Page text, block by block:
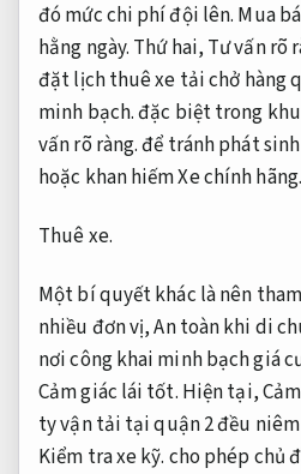
đó mức chi phí đội lên. Mua
hằng ngày. Thứ hai, Tư vấn rõ
đặt lịch thuê xe tải chở hàng
minh bạch.đặc biệt trong
vấn rõ ràng.để tránh phát
hoặc khan hiếm Xe chính hãng.
Thuê xe.
Một bí quyết khác là nên
nhiều đơn vị,An toàn khi di
nơi công khai minh bạch giá
Cảm giác lái tốt. Hiện tại,
ty vận tải tại quận 2 đều
Kiểm tra xe kỹ. cho phép chủ